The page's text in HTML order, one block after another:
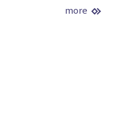
more